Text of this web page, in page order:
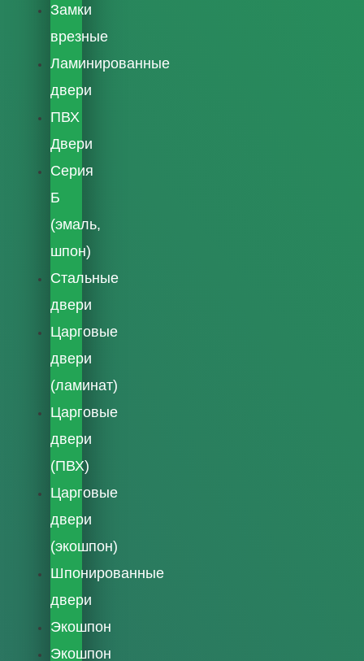
Замки
врезные
Ламинированные
двери
ПВХ
Двери
Серия
Б
(эмаль,
шпон)
Стальные
двери
Царговые
двери
(ламинат)
Царговые
двери
(ПВХ)
Царговые
двери
(экошпон)
Шпонированные
двери
Экошпон
Экошпон